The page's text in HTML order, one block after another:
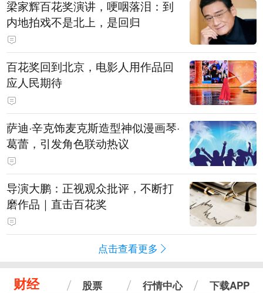
梁家辉百花奖演讲，哽咽落泪：到
内地拍戏不是北上，是回归
百花奖回到北京，电影人用作品回
应人民期待
萨迪·辛克饰麦克斯造型神似漫画琴·
葛蕾，引发角色联动热议
导演大鹏：正视观众批评，不断打
磨作品｜直击百花奖
点击查看更多
财经 股票 行情中心 下载APP